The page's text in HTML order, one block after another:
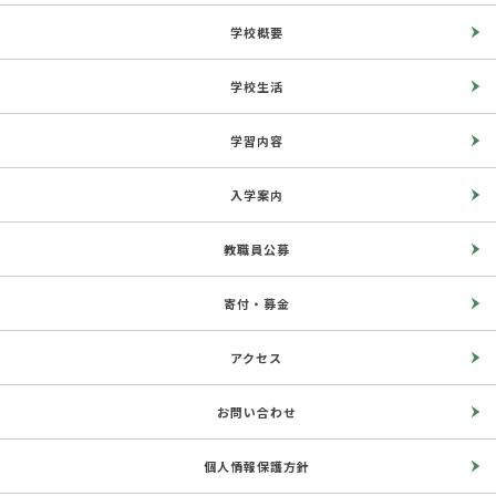
学校概要
学校生活
学習内容
入学案内
教職員公募
寄付・募金
アクセス
お問い合わせ
個人情報保護方針